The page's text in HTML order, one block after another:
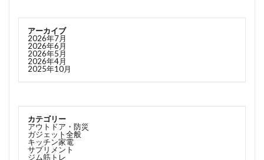
アーカイブ
2026年7月
2026年6月
2026年5月
2026年4月
2025年10月
カテゴリー
アウトドア・防災
ガジェット全般
キッチン家電
サプリメント
ジム筋トレ